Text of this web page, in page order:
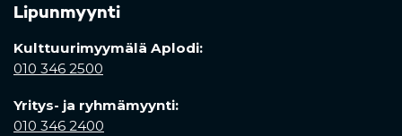
Lipunmyynti
Kulttuurimyymälä Aplodi:
010 346 2500
Yritys- ja ryhmämyynti:
010 346 2400